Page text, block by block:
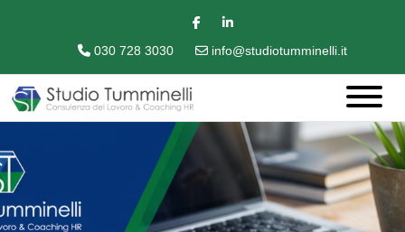
030 728 3030 info@studiotumminelli.it